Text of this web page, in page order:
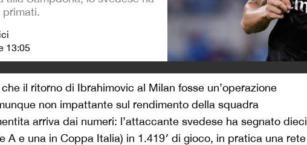
13:05
il ritorno di Ibrahimovic al Milan fosse un’operazione
non impattante sul rendimento della squadra
arriva dai numeri: l’attaccante svedese ha segnato dieci
A e una in Coppa Italia) in 1.419′ di gioco, in pratica una rete